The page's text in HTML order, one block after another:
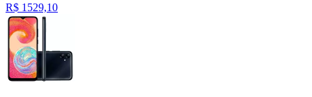
R$ 1529,10